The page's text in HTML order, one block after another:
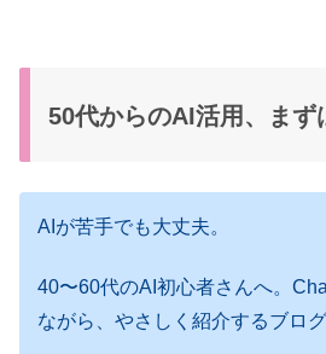
50代からのAI活用、まず
AIが苦手でも大丈夫。
40〜60代のAI初心者さんへ。
ながら、やさしく紹介するブログ